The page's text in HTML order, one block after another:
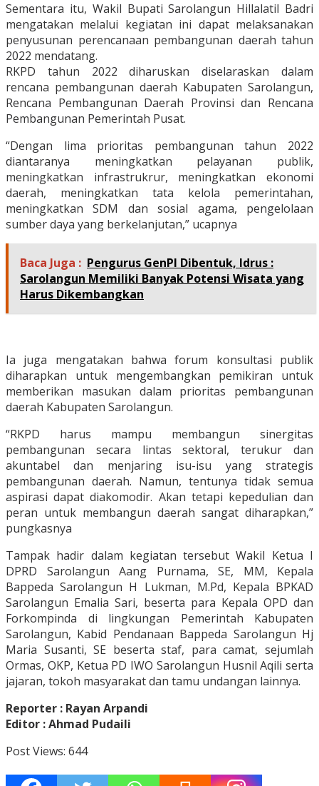
Sementara itu, Wakil Bupati Sarolangun Hillalatil Badri
mengatakan melalui kegiatan ini dapat melaksanakan
penyusunan perencanaan pembangunan daerah tahun
2022 mendatang.
RKPD tahun 2022 diharuskan diselaraskan dalam
rencana pembangunan daerah Kabupaten Sarolangun,
Rencana Pembangunan Daerah Provinsi dan Rencana
Pembangunan Pemerintah Pusat.
“Dengan lima prioritas pembangunan tahun 2022
diantaranya meningkatkan pelayanan publik,
meningkatkan infrastrukrur, meningkatkan ekonomi
daerah, meningkatkan tata kelola pemerintahan,
meningkatkan SDM dan sosial agama, pengelolaan
sumber daya yang berkelanjutan,” ucapnya
Baca Juga : Pengurus GenPI Dibentuk, Idrus :
Sarolangun Memiliki Banyak Potensi Wisata yang
Harus Dikembangkan
Ia juga mengatakan bahwa forum konsultasi publik
diharapkan untuk mengembangkan pemikiran untuk
memberikan masukan dalam prioritas pembangunan
daerah Kabupaten Sarolangun.
“RKPD harus mampu membangun sinergitas
pembangunan secara lintas sektoral, terukur dan
akuntabel dan menjaring isu-isu yang strategis
pembangunan daerah. Namun, tentunya tidak semua
aspirasi dapat diakomodir. Akan tetapi kepedulian dan
peran untuk membangun daerah sangat diharapkan,”
pungkasnya
Tampak hadir dalam kegiatan tersebut Wakil Ketua I
DPRD Sarolangun Aang Purnama, SE, MM, Kepala
Bappeda Sarolangun H Lukman, M.Pd, Kepala BPKAD
Sarolangun Emalia Sari, beserta para Kepala OPD dan
Forkompinda di lingkungan Pemerintah Kabupaten
Sarolangun, Kabid Pendanaan Bappeda Sarolangun Hj
Maria Susanti, SE beserta staf, para camat, sejumlah
Ormas, OKP, Ketua PD IWO Sarolangun Husnil Aqili serta
jajaran, tokoh masyarakat dan tamu undangan lainnya.
Reporter : Rayan Arpandi
Editor : Ahmad Pudaili
Post Views: 644